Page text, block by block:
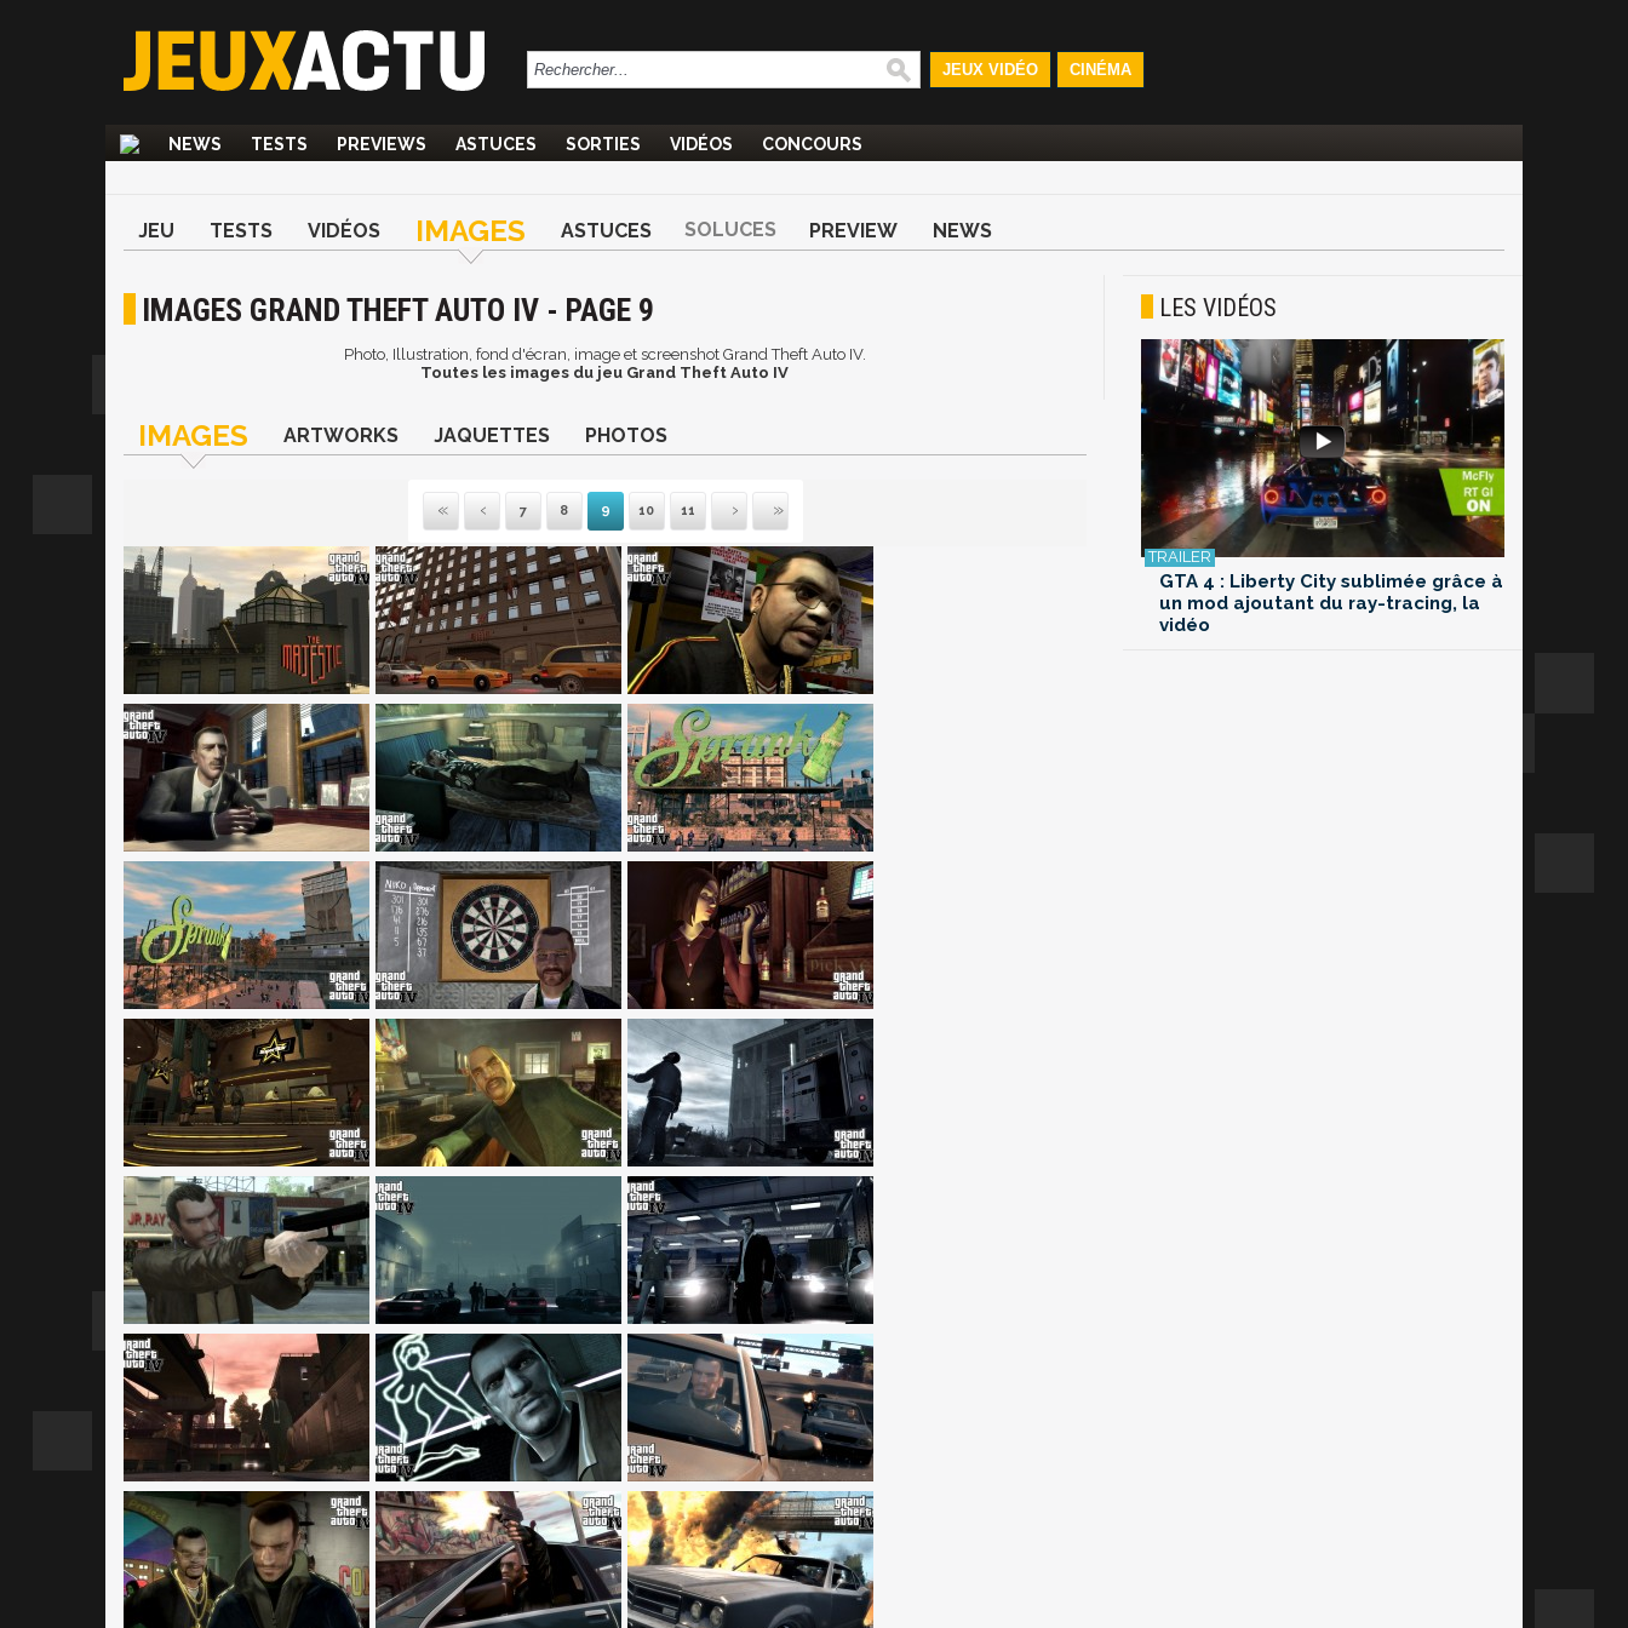
JEUX VIDÉO CINÉMA
NEWS TESTS PREVIEWS ASTUCES SORTIES VIDÉOS CONCOURS
JEU TESTS VIDÉOS IMAGES ASTUCES SOLUCES PREVIEW NEWS
IMAGES GRAND THEFT AUTO IV - PAGE 9
Photo, Illustration, fond d'écran, image et screenshot Grand Theft Auto IV.
Toutes les images du jeu Grand Theft Auto IV
IMAGES ARTWORKS JAQUETTES PHOTOS
Première
Précédente
7 8 9 10 11
Suivante
Dernière
LES VIDÉOS
GTA 4 : Liberty City sublimée grâce à
un mod ajoutant du ray-tracing, la
vidéo